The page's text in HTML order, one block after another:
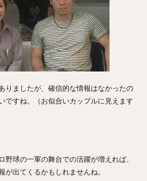
りましたが、確信的な情報はなかったの
ですね。（お似合いカップルに見えます
野球の一軍の舞台での活躍が増えれば、
が出てくるかもしれませんね。
わゆうや）
んご）
吉田輝星（よしだこうせい）
しょうせい）
りゅうじ）
よしとも）
ゆむ）
としろう）
こうじ）
ようすけ）